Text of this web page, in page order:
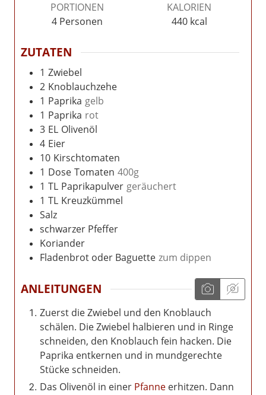
PORTIONEN
4 Personen
KALORIEN
440 kcal
ZUTATEN
1 Zwiebel
2 Knoblauchzehe
1 Paprika gelb
1 Paprika rot
3 EL Olivenöl
4 Eier
10 Kirschtomaten
1 Dose Tomaten 400g
1 TL Paprikapulver geräuchert
1 TL Kreuzkümmel
Salz
schwarzer Pfeffer
Koriander
Fladenbrot oder Baguette zum dippen
ANLEITUNGEN
Zuerst die Zwiebel und den Knoblauch
schälen. Die Zwiebel halbieren und in Ringe
schneiden, den Knoblauch fein hacken. Die
Paprika entkernen und in mundgerechte
Stücke schneiden.
Das Olivenöl in einer Pfanne erhitzen. Dann